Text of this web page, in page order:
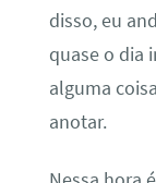
disso, eu
quase o dia
alguma
anotar.